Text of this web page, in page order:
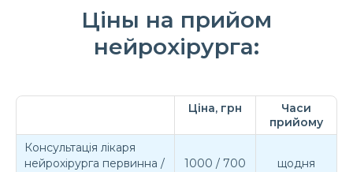
Ціны на прийом
нейрохірурга:
Ціна, грн
Часи
прийому
Консультація лікаря
нейрохірурга первинна /
1000 / 700 щодня